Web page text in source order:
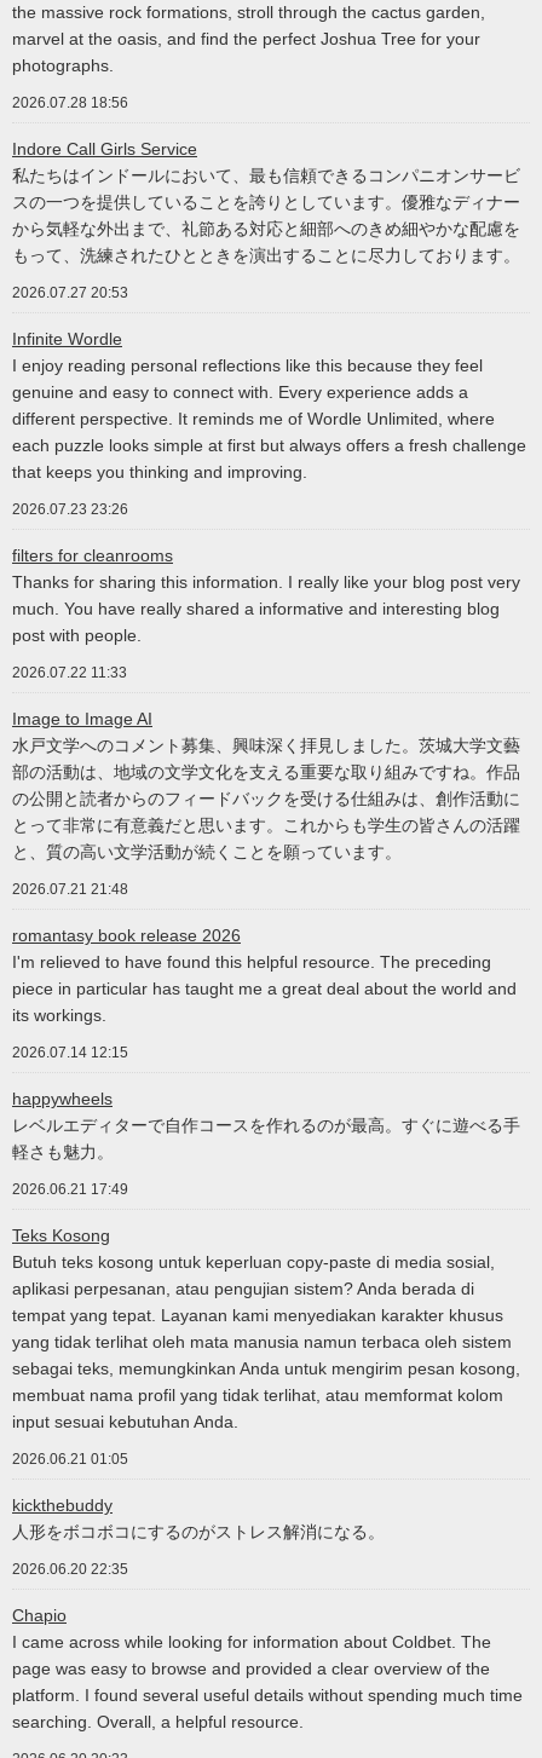
the massive rock formations, stroll through the cactus garden,
marvel at the oasis, and find the perfect Joshua Tree for your
photographs.
2026.07.28 18:56
Indore Call Girls Service
私たちはインドールにおいて、最も信頼できるコンパニオンサービ
スの一つを提供していることを誇りとしています。優雅なディナー
から気軽な外出まで、礼節ある対応と細部へのきめ細やかな配慮を
もって、洗練されたひとときを演出することに尽力しております。
2026.07.27 20:53
Infinite Wordle
I enjoy reading personal reflections like this because they feel
genuine and easy to connect with. Every experience adds a
different perspective. It reminds me of Wordle Unlimited, where
each puzzle looks simple at first but always offers a fresh challenge
that keeps you thinking and improving.
2026.07.23 23:26
filters for cleanrooms
Thanks for sharing this information. I really like your blog post very
much. You have really shared a informative and interesting blog
post with people.
2026.07.22 11:33
Image to Image AI
水戸文学へのコメント募集、興味深く拝見しました。茨城大学文藝
部の活動は、地域の文学文化を支える重要な取り組みですね。作品
の公開と読者からのフィードバックを受ける仕組みは、創作活動に
とって非常に有意義だと思います。これからも学生の皆さんの活躍
と、質の高い文学活動が続くことを願っています。
2026.07.21 21:48
romantasy book release 2026
I'm relieved to have found this helpful resource. The preceding
piece in particular has taught me a great deal about the world and
its workings.
2026.07.14 12:15
happywheels
レベルエディターで自作コースを作れるのが最高。すぐに遊べる手
軽さも魅力。
2026.06.21 17:49
Teks Kosong
Butuh teks kosong untuk keperluan copy-paste di media sosial,
aplikasi perpesanan, atau pengujian sistem? Anda berada di
tempat yang tepat. Layanan kami menyediakan karakter khusus
yang tidak terlihat oleh mata manusia namun terbaca oleh sistem
sebagai teks, memungkinkan Anda untuk mengirim pesan kosong,
membuat nama profil yang tidak terlihat, atau memformat kolom
input sesuai kebutuhan Anda.
2026.06.21 01:05
kickthebuddy
人形をボコボコにするのがストレス解消になる。
2026.06.20 22:35
Chapio
I came across while looking for information about Coldbet. The
page was easy to browse and provided a clear overview of the
platform. I found several useful details without spending much time
searching. Overall, a helpful resource.